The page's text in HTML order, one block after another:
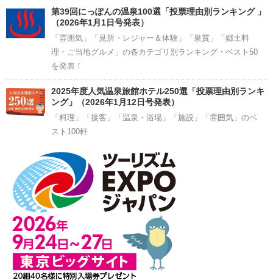
第39回にっぽんの温泉100選「投票理由別ランキング 」
（2026年1月1日号発表）
「雰囲気」「見所・レジャー＆体験」「泉質」「郷土料
理・ご当地グルメ」の各カテゴリ別ランキング・ベスト50
を発表！
2025年度人気温泉旅館ホテル250選「投票理由別ランキ
ング」（2026年1月12日号発表）
「料理」「接客」「温泉・浴場」「施設」「雰囲気」のベ
スト100軒